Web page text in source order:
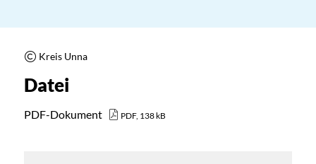
Kreis Unna
Datei
PDF-Dokument PDF, 138 kB